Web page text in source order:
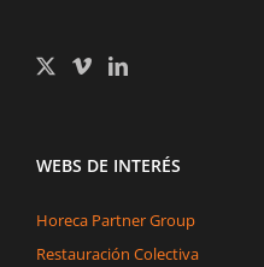
WEBS DE INTERÉS
Horeca Partner Group
Restauración Colectiva